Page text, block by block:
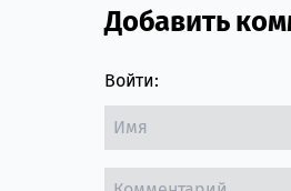
Comment
Добавить
Войти: